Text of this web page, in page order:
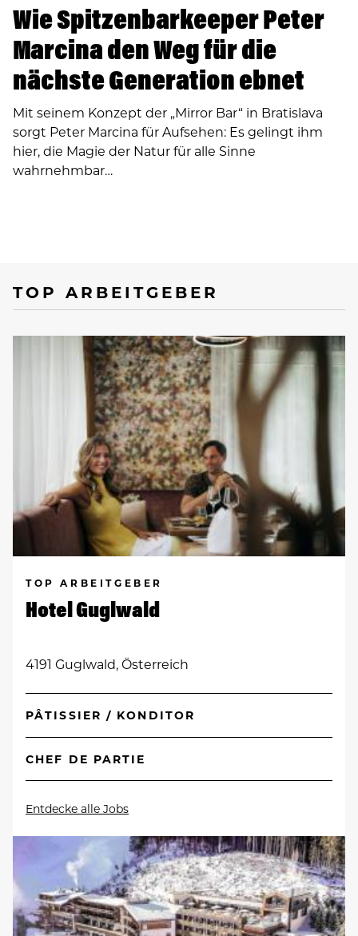
Wie Spitzenbarkeeper Peter
Marcina den Weg für die
nächste Generation ebnet
Mit seinem Konzept der „Mirror Bar“ in Bratislava
sorgt Peter Marcina für Aufsehen: Es gelingt ihm
hier, die Magie der Natur für alle Sinne
wahrnehmbar…
TOP ARBEITGEBER
TOP ARBEITGEBER
Hotel Guglwald
4191 Guglwald, Österreich
PÂTISSIER / KONDITOR
CHEF DE PARTIE
Entdecke alle Jobs